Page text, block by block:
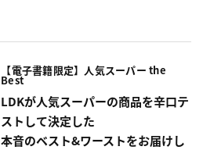
【電子書籍限定】人気スーパー the
Best
LDKが人気スーパーの商品を辛口テ
ストして決定した
本音のベスト&ワーストをお届けし